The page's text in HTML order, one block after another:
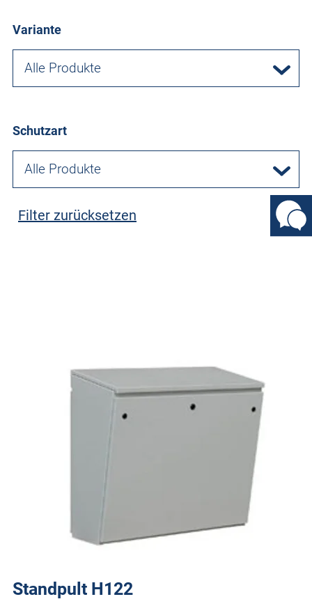
Variante
Alle Produkte
Schutzart
Alle Produkte
Filter zurücksetzen
Standpult H122